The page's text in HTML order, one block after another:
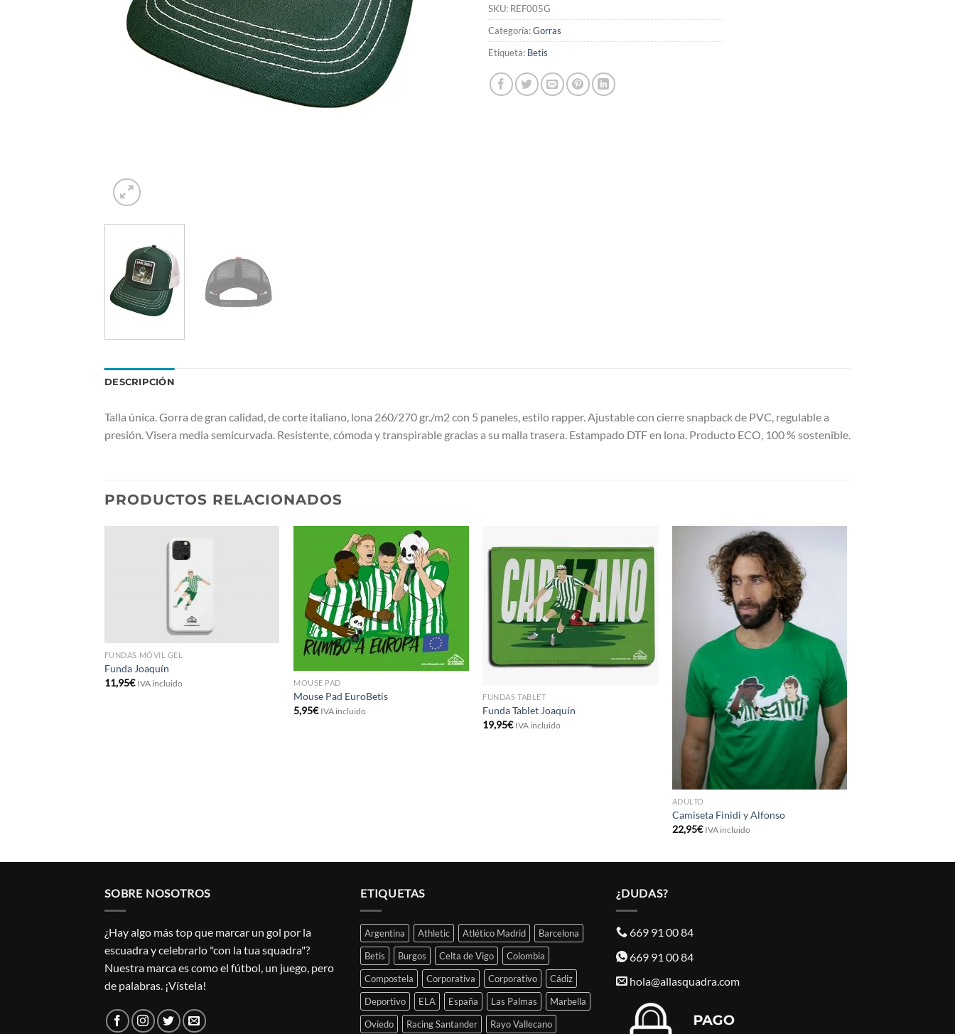
SKU: REF005G
Categoría:Gorras
Etiqueta: Betis
DESCRIPCIÓN
Talla única. Gorra de gran calidad, de corte italiano, lona 260/270 gr./m2 con 5 paneles, estilo rapper. Ajustable con cierre snapback de PVC, regulable a
presión. Visera media semicurvada. Resistente, cómoda y transpirable gracias a su malla trasera. Estampado DTF en lona. Producto ECO, 100 % sostenible.
PRODUCTOS RELACIONADOS
FUNDAS MÓVIL GEL
Funda Joaquín
11,95€ IVA incluido MOUSE PAD
Mouse Pad EuroBetis
5,95€ IVA incluido
FUNDAS TABLET
Funda Tablet Joaquín
19,95€ IVA incluido
ADULTO
Camiseta Finidi y Alfonso
22,95€ IVA incluido
SOBRE NOSOTROS
¿Hay algo más top que marcar un gol por la
escuadra y celebrarlo "con la tua squadra"?
Nuestra marca es como el fútbol, un juego, pero
de palabras. ¡Vístela!
ETIQUETAS
Argentina Athletic Atlético Madrid
Barcelona
Betis
Burgos Celta de Vigo
Colombia
Compostela
Corporativa Corporativo
Cádiz
Deportivo
ELA España Las Palmas
Marbella
Oviedo
Racing Santander Rayo Vallecano
¿DUDAS?
669 91 00 84
669 91 00 84
hola@allasquadra.com